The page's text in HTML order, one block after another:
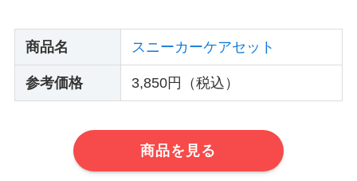
商品名 スニーカーケアセット
参考価格 3,850円（税込）
商品を見る